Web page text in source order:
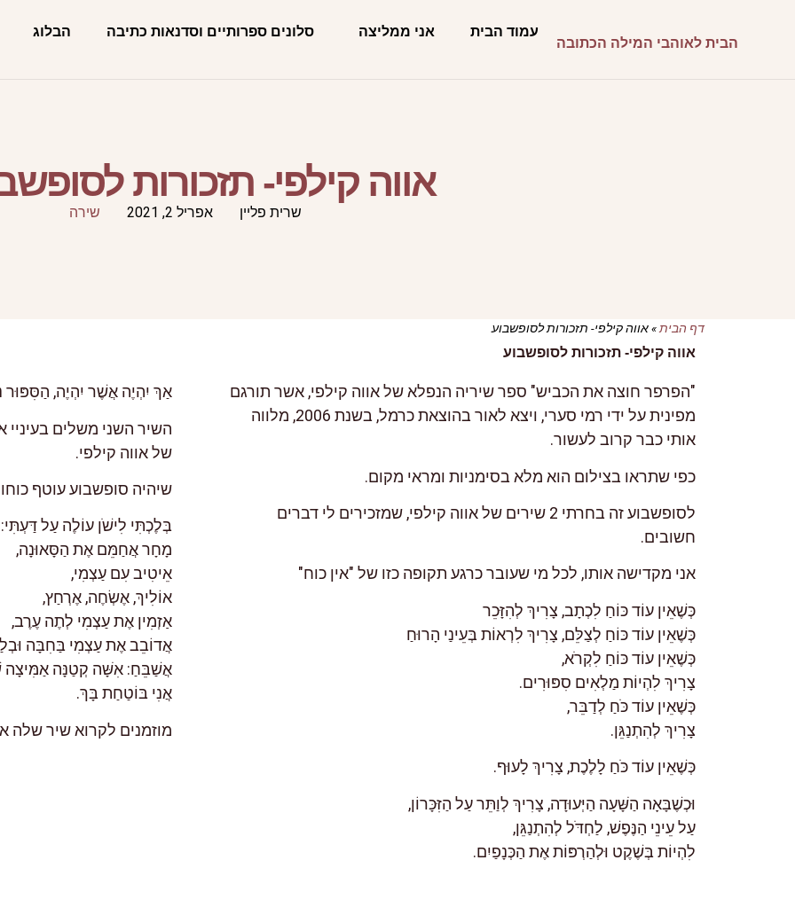
הבית לאוהבי המילה הכתובה
עמוד הבית אני ממליצה סלונים ספרותיים וסדנאות כתיבה הבלוג
אווה קילפי- תזכורות
שרית פליין אפריל 2, 2021 שירה
דף הבית»אווה קילפי- תזכורות לסופשבוע
אווה קילפי- תזכורות לסופשבוע
"הפרפר חוצה את הכביש" ספר שיריה הנפלא של אווה קילפי, אשר תורגם
מפינית על ידי רמי סערי, ויצא לאור בהוצאת כרמל, בשנת 2006, מלווה
אותי כבר קרוב לעשור.
כפי שתראו בצילום הוא מלא בסימניות ומראי מקום.
לסופשבוע זה בחרתי 2 שירים של אווה קילפי, שמזכירים לי דברים
חשובים.
אני מקדישה אותו, לכל מי שעובר כרגע תקופה כזו של "אין כוח"
כְּשֶׁאֵין עוֹד כּוֹחַ לִכְתָב, צָרִיךְ לְהִזָּכֵר
כְּשֶׁאֵין עוֹד כּוֹחַ לְצַלֵּם, צָרִיךְ לִרְאוֹת בְּעֵינַי הָרוּחַ
כְּשֶׁאֵין עוֹד כּוֹחַ לִקְרֹא,
צָרִיךְ לִהְיוֹת מַלְאִים סִפּוּרִים.
כְּשֶׁאֵין עוֹד כֹּחַ לְדַבֵּר,
צָרִיךְ לְהִתְנַגֵּן.
כְּשֶׁאֵין עוֹד כֹּחַ לָלֶכֶת, צָרִיךְ לָעוּף.
וּכְשֶׁבָּאָה הַשָּׁעָה הַיְּעוּדָה, צָרִיךְ לְוַתֵּר עַל הַזִּכָּרוֹן,
עַל עֵינֵי הַנֶּפֶשׁ, לַחְדֹּל לְהִתְנַגֵּן,
לִהְיוֹת בְּשֶׁקֶט וּלְהַרְפּוֹת אֶת הַכְּנָפַיִם.
אַךְ יִהְיֶה אֲשֶׁר יִהְיֶה,
השיר השני משלים בעיניי
של אווה קילפי.
שיהיה סופשבוע עוטף
בְּלֶכְתִּי לִישֹׁן עוֹלֶה עַל דַּעְתִּי:
מָחָר אֲחַמֵּם אֶת הַסָּאוּנָה,
אֵיטִיב עִם עַצְמִי,
אוֹלִיךְ, אֶשְׂחֶה, אֶרְחַץ,
אַזְמִין אֶת עַצְמִי לְתֶה עֶרֶב,
אֲדוֹבֵב אֶת עַצְמִי בַּחִבָּה
אֲשַׁבֵּחַ: אִשָּׁה קְטַנָּה אַמִּיצָה
אֲנִי בּוֹטַחַת בָּךְ.
מוזמנים לקרוא שיר שלה